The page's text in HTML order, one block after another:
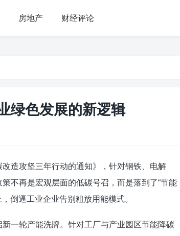
房地产 财经评论
绿色发展的新逻辑
造攻坚三年行动的通知》，针对钢铁、电解
不再是宏观层面的低碳号召，而是落到了“节能
倒逼工业企业告别粗放用能模式。
一轮产能洗牌。针对工厂与产业园区节能降碳